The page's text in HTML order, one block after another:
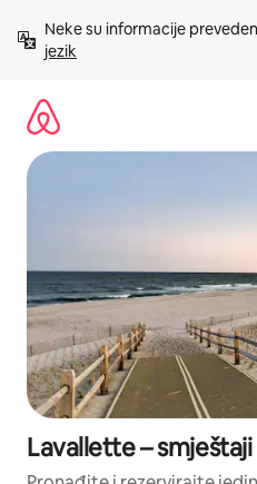
sadržaj
Neke su informacije
jezik
Lavallette –